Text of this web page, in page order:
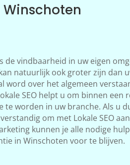
Winschoten
de vindbaarheid in uw eigen
natuurlijk ook groter zijn dan
word over het algemeen
SEO helpt u om binnen een
te worden in uw branche. Als u
om met Lokale SEO
kunnen je alle nodige
in Winschoten voor te blijven.